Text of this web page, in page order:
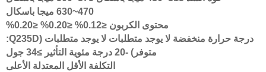
470~630 ميجا باسكال
محتوى الكربون ≤0.12% ≤0.20% ≤0.20%
درجة حرارة منخفضة لا يوجد متطلبات لا يوجد متطلبات (Q235D:
متوفر) -20 درجة مئوية التأثير ≥34 جول
التكلفة الأقل المعتدلة الأعلى